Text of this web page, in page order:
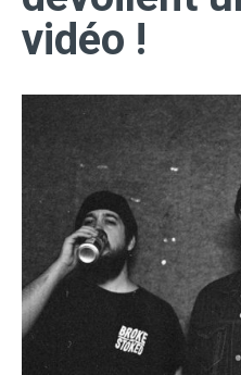
vidéo !